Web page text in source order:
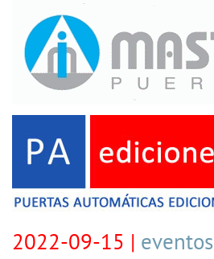
2022-09-15 |